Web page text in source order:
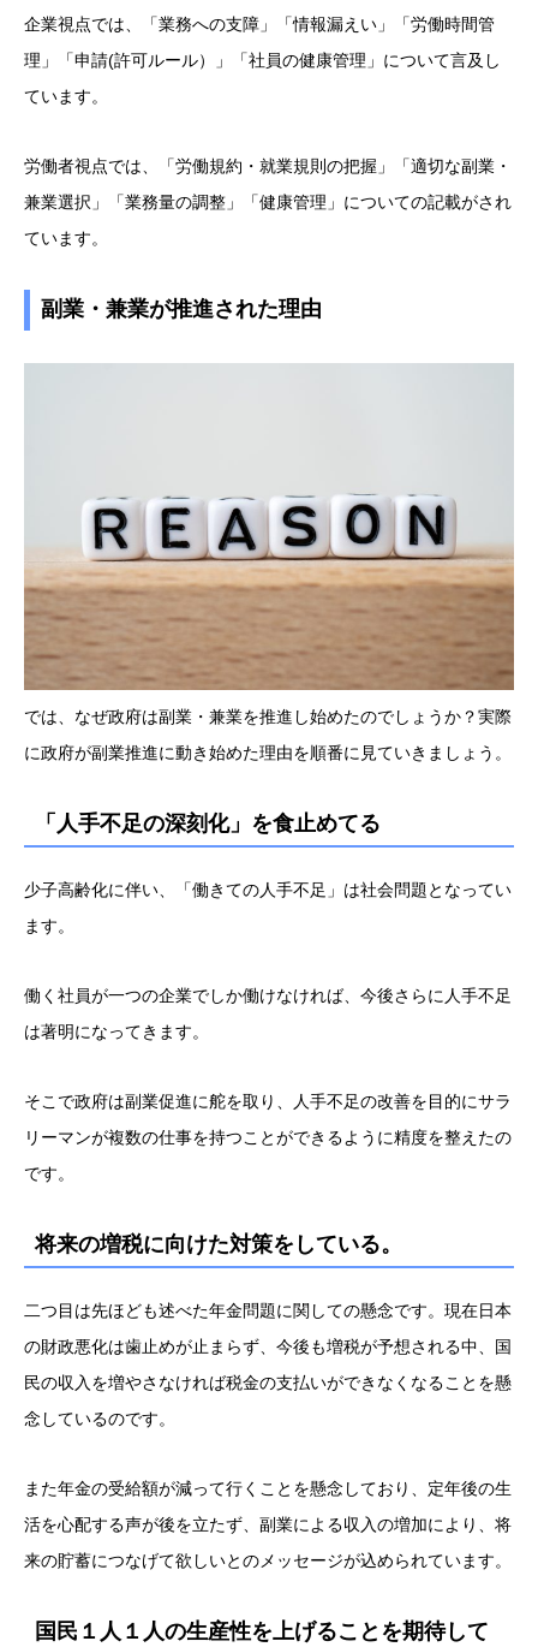
企業視点では、「業務への支障」「情報漏えい」「労働時間管
理」「申請(許可ルール）」「社員の健康管理」について言及し
ています。
労働者視点では、「労働規約・就業規則の把握」「適切な副業・
兼業選択」「業務量の調整」「健康管理」についての記載がされ
ています。
副業・兼業が推進された理由
では、なぜ政府は副業・兼業を推進し始めたのでしょうか？実際
に政府が副業推進に動き始めた理由を順番に見ていきましょう。
「人手不足の深刻化」を食止めてる
少子高齢化に伴い、「働きての人手不足」は社会問題となってい
ます。
働く社員が一つの企業でしか働けなければ、今後さらに人手不足
は著明になってきます。
そこで政府は副業促進に舵を取り、人手不足の改善を目的にサラ
リーマンが複数の仕事を持つことができるように精度を整えたの
です。
将来の増税に向けた対策をしている。
二つ目は先ほども述べた年金問題に関しての懸念です。現在日本
の財政悪化は歯止めが止まらず、今後も増税が予想される中、国
民の収入を増やさなければ税金の支払いができなくなることを懸
念しているのです。
また年金の受給額が減って行くことを懸念しており、定年後の生
活を心配する声が後を立たず、副業による収入の増加により、将
来の貯蓄につなげて欲しいとのメッセージが込められています。
国民１人１人の生産性を上げることを期待して